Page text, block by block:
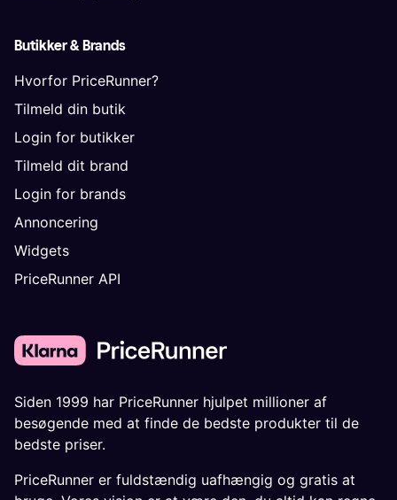
Butikker & Brands
Hvorfor PriceRunner?
Tilmeld din butik
Login for butikker
Tilmeld dit brand
Login for brands
Annoncering
Widgets
PriceRunner API
Siden 1999 har PriceRunner hjulpet millioner af
besøgende med at finde de bedste produkter til de
bedste priser.
PriceRunner er fuldstændig uafhængig og gratis at